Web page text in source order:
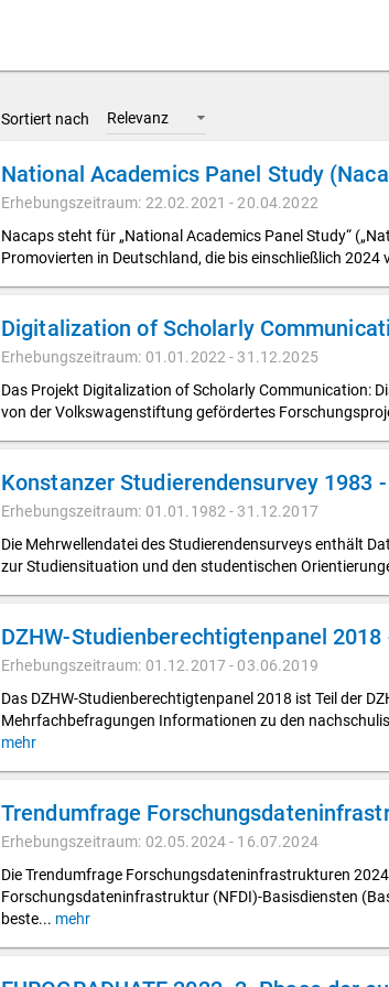
Sortiert nach Relevanz
National Academics Panel Study
Erhebungszeitraum: 22.02.2021 - 20.04.2022
Nacaps steht für „National Academics Panel Study“
Promovierten in Deutschland, die bis einschließlich
Erhebungszeitraum: 01.01.2022 - 31.12.2025
Das Projekt Digitalization of Scholarly Communication:
von der Volkswagenstiftung gefördertes
Konstanzer Studierendensurvey 1983
Erhebungszeitraum: 01.01.1982 - 31.12.2017
Die Mehrwellendatei des Studierendensurveys enthält
zur Studiensituation und den studentischen
DZHW-Studienberechtigtenpanel
Erhebungszeitraum: 01.12.2017 - 03.06.2019
Das DZHW-Studienberechtigtenpanel 2018 ist Teil der
Mehrfachbefragungen Informationen zu den
mehr
Trendumfrage
Erhebungszeitraum: 02.05.2024 - 16.07.2024
Die Trendumfrage Forschungsdateninfrastrukturen
Forschungsdateninfrastruktur (NFDI)-Basisdiensten
beste... mehr